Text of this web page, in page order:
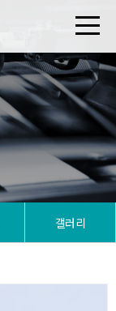
갤러리